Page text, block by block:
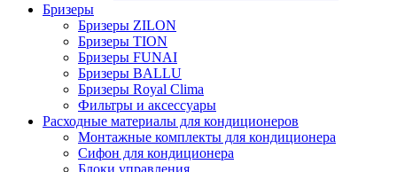
Бризеры
Бризеры ZILON
Бризеры TION
Бризеры FUNAI
Бризеры BALLU
Бризеры Royal Clima
Фильтры и аксессуары
Расходные материалы для кондиционеров
Монтажные комплекты для кондиционера
Сифон для кондиционера
Блоки управления